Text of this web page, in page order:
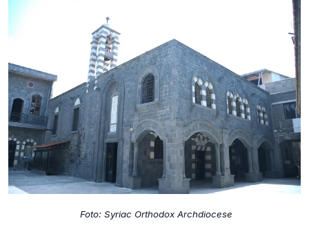
Foto: Syriac Orthodox Archdiocese